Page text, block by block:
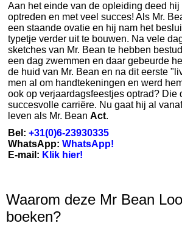
Aan het einde van de opleiding deed
optreden en met veel succes! Als Mr.
een staande ovatie en hij nam het
typetje verder uit te bouwen. Na vele
sketches van Mr. Bean te hebben
een dag zwemmen en daar gebeurde
de huid van Mr. Bean en na dit eerste
men al om handtekeningen en werd
ook op verjaardagsfeestjes optrad? Die
succesvolle carriëre. Nu gaat hij al
leven als Mr. Bean Act.
Bel: +31(0)6-23930335
WhatsApp: WhatsApp!
E-mail: Klik hier!
Waarom deze Mr Bean
boeken?